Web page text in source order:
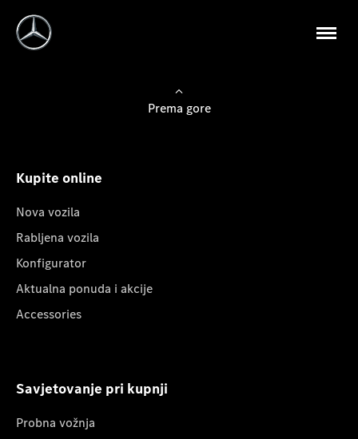
Prema gore
Kupite online
Nova vozila
Rabljena vozila
Konfigurator
Aktualna ponuda i akcije
Accessories
Savjetovanje pri kupnji
Probna vožnja